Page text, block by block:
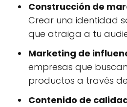
Construcción de
Crear una identidad
que atraiga a tu
Marketing de
empresas que
productos a través
Contenido de